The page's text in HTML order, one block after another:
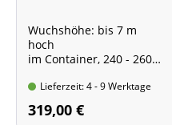
Hochstamm - XXL-
Produkt
Wuchshöhe: bis 7 m
hoch
im Container, 240 - 260
Stammumfang 10 - 12
cm
Stammhöhe ca. 1,80 m
Lieferzeit: 4 - 9 Werktage
319,00 €